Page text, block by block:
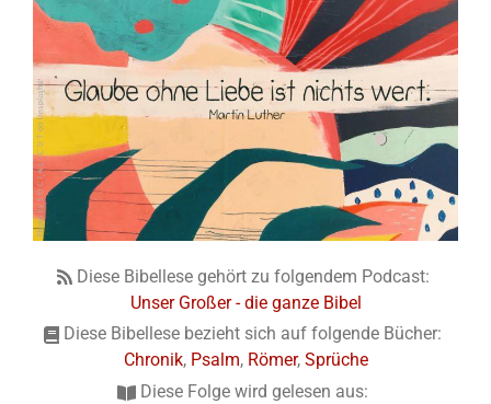
Diese Bibellese gehört zu folgendem Podcast:
Unser Großer - die ganze Bibel
Diese Bibellese bezieht sich auf folgende Bücher:
Chronik, Psalm, Römer, Sprüche
Diese Folge wird gelesen aus: